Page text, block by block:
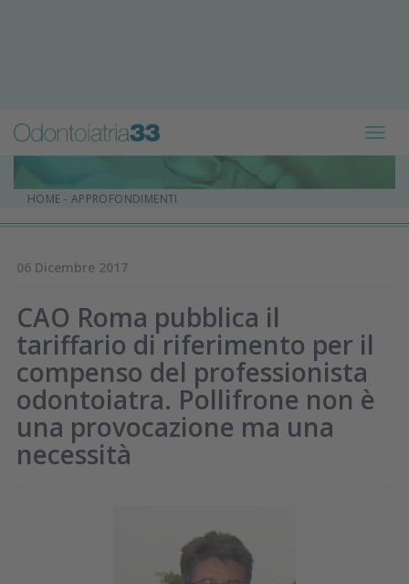
HOME - APPROFONDIMENTI
06 Dicembre 2017
CAO Roma pubblica il
tariffario di riferimento per il
compenso del professionista
odontoiatra. Pollifrone non è
una provocazione ma una
necessità